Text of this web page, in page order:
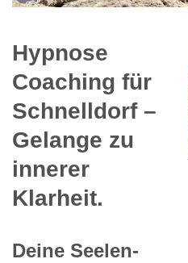
Hypnose
Coaching für
Schnelldorf –
Gelange zu
innerer
Klarheit.
Deine Seelen-